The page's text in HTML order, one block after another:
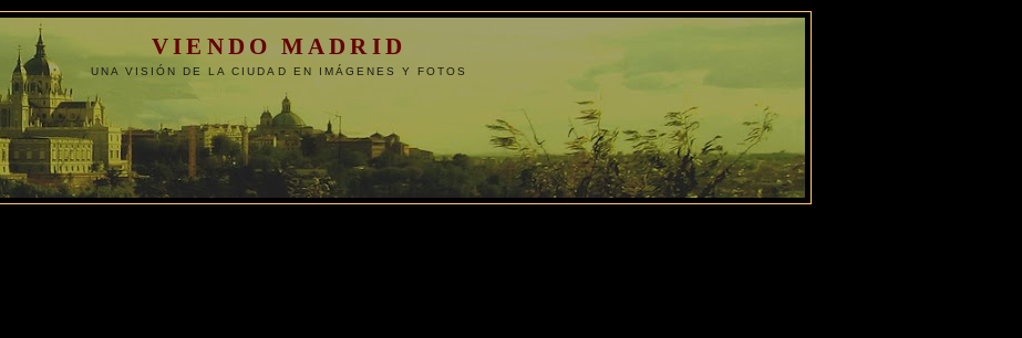
VIENDO MADRID
UNA VISIÓN DE LA CIUDAD EN IMÁGENES Y FOTOS